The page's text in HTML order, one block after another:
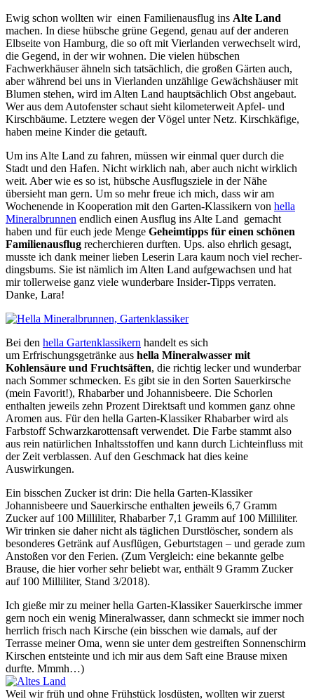
Ewig schon wollten wir einen Familienausflug ins Alte Land
machen. In diese hübsche grüne Gegend, genau auf der anderen
Elbseite von Hamburg, die so oft mit Vierlanden verwechselt wird,
die Gegend, in der wir wohnen. Die vielen hübschen
Fachwerkhäuser ähneln sich tatsächlich, die großen Gärten auch,
aber während bei uns in Vierlanden unzählige Gewächshäuser mit
Blumen stehen, wird im Alten Land hauptsächlich Obst angebaut.
Wer aus dem Autofenster schaut sieht kilometerweit Apfel- und
Kirschbäume. Letztere wegen der Vögel unter Netz. Kirschkäfige,
haben meine Kinder die getauft.
Um ins Alte Land zu fahren, müssen wir einmal quer durch die
Stadt und den Hafen. Nicht wirklich nah, aber auch nicht wirklich
weit. Aber wie es so ist, hübsche Ausflugsziele in der Nähe
übersieht man gern. Um so mehr freue ich mich, dass wir am
Wochenende in Kooperation mit den Garten-Klassikern von hella
Mineralbrunnen endlich einen Ausflug ins Alte Land gemacht
haben und für euch jede Menge Geheimtipps für einen schönen
Familienausflug recherchieren durften. Ups. also ehrlich gesagt,
musste ich dank meiner lieben Leserin Lara kaum noch viel recher-
dingsbums. Sie ist nämlich im Alten Land aufgewachsen und hat
mir tollerweise ganz viele wunderbare Insider-Tipps verraten.
Danke, Lara!
Bei den hella Gartenklassikern handelt es sich
um Erfrischungsgetränke aus hella Mineralwasser mit
Kohlensäure und Fruchtsäften, die richtig lecker und wunderbar
nach Sommer schmecken. Es gibt sie in den Sorten Sauerkirsche
(mein Favorit!), Rhabarber und Johannisbeere. Die Schorlen
enthalten jeweils zehn Prozent Direktsaft und kommen ganz ohne
Aromen aus. Für den hella Garten-Klassiker Rhabarber wird als
Farbstoff Schwarzkarottensaft verwendet. Die Farbe stammt also
aus rein natürlichen Inhaltsstoffen und kann durch Lichteinfluss mit
der Zeit verblassen. Auf den Geschmack hat dies keine
Auswirkungen.
Ein bisschen Zucker ist drin: Die hella Garten-Klassiker
Johannisbeere und Sauerkirsche enthalten jeweils 6,7 Gramm
Zucker auf 100 Milliliter, Rhabarber 7,1 Gramm auf 100 Milliliter.
Wir trinken sie daher nicht als täglichen Durstlöscher, sondern als
besonderes Getränk auf Ausflügen, Geburtstagen – und gerade zum
Anstoßen vor den Ferien. (Zum Vergleich: eine bekannte gelbe
Brause, die hier vorher sehr beliebt war, enthält 9 Gramm Zucker
auf 100 Milliliter, Stand 3/2018).
Ich gieße mir zu meiner hella Garten-Klassiker Sauerkirsche immer
gern noch ein wenig Mineralwasser, dann schmeckt sie immer noch
herrlich frisch nach Kirsche (ein bisschen wie damals, auf der
Terrasse meiner Oma, wenn sie unter dem gestreiften Sonnenschirm
Kirschen entsteinte und ich mir aus dem Saft eine Brause mixen
durfte. Mmmh…)
Weil wir früh und ohne Frühstück losdüsten, wollten wir zuerst